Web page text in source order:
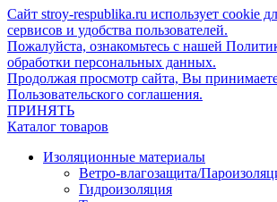
Сайт stroy-respublika.ru использует cookie
сервисов и удобства пользователей.
Пожалуйста, ознакомьтесь с нашей
обработки персональных данных.
Продолжая просмотр сайта, Вы
Пользовательского соглашения.
ПРИНЯТЬ
Каталог товаров
Изоляционные материалы
Ветро-влагозащита/
Гидроизоляция